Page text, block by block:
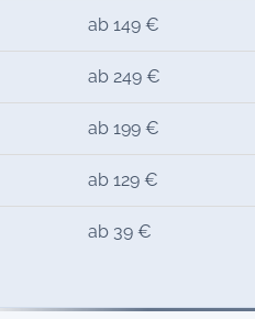
ab 149 €
ab 249 €
ab 199 €
ab 129 €
ab 39 €